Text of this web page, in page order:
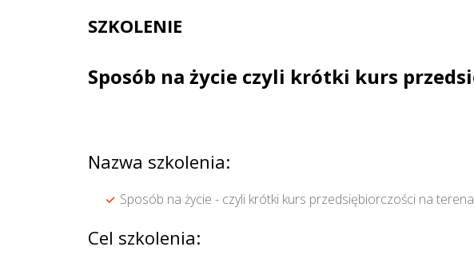
SZKOLENIE
Sposób na życie czyli krótki kurs
Nazwa szkolenia:
Sposób na życie - czyli krótki kurs przedsiębiorczości na
Cel szkolenia: